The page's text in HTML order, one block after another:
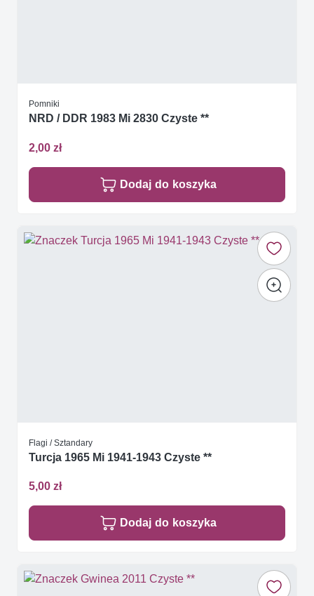
Pomniki
NRD / DDR 1983 Mi 2830 Czyste **
2,00 zł
Dodaj do koszyka
Flagi / Sztandary
Turcja 1965 Mi 1941-1943 Czyste **
5,00 zł
Dodaj do koszyka